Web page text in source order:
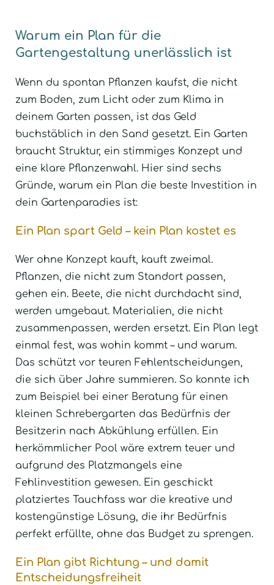
Warum ein Plan für die
Gartengestaltung unerlässlich ist
Wenn du spontan Pflanzen kaufst, die nicht
zum Boden, zum Licht oder zum Klima in
deinem Garten passen, ist das Geld
buchstäblich in den Sand gesetzt. Ein Garten
braucht Struktur, ein stimmiges Konzept und
eine klare Pflanzenwahl. Hier sind sechs
Gründe, warum ein Plan die beste Investition in
dein Gartenparadies ist:
Ein Plan spart Geld – kein Plan kostet es
Wer ohne Konzept kauft, kauft zweimal.
Pflanzen, die nicht zum Standort passen,
gehen ein. Beete, die nicht durchdacht sind,
werden umgebaut. Materialien, die nicht
zusammenpassen, werden ersetzt. Ein Plan legt
einmal fest, was wohin kommt – und warum.
Das schützt vor teuren Fehlentscheidungen,
die sich über Jahre summieren. So konnte ich
zum Beispiel bei einer Beratung für einen
kleinen Schrebergarten das Bedürfnis der
Besitzerin nach Abkühlung erfüllen. Ein
herkömmlicher Pool wäre extrem teuer und
aufgrund des Platzmangels eine
Fehlinvestition gewesen. Ein geschickt
platziertes Tauchfass war die kreative und
kostengünstige Lösung, die ihr Bedürfnis
perfekt erfüllte, ohne das Budget zu sprengen.
Ein Plan gibt Richtung – und damit
Entscheidungsfreiheit